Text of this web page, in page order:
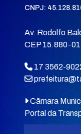
CNPJ:
Av. Rodolfo
CEP 15.880-
17 3562-
Câmara
Portal da